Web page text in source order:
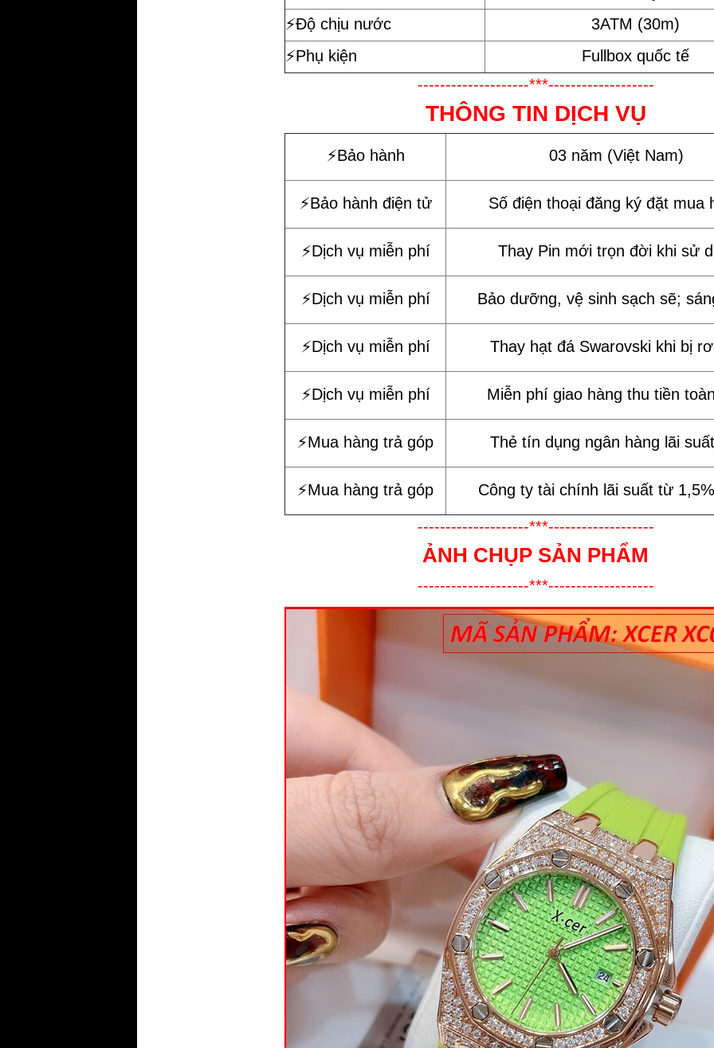
⚡️Độ chịu nước
3ATM (30m)
⚡️Phụ kiện
Fullbox quốc tế
--------------------***-------------------
THÔNG TIN DỊCH VỤ
⚡️Bảo hành 03 năm (Việt Nam)
⚡️Bảo hành điện tử Số điện thoại đăng ký đặt mua
⚡️Dịch vụ miễn phí Thay Pin mới trọn đời khi sử
⚡️Dịch vụ miễn phí Bảo dưỡng, vệ sinh sạch sẽ;
⚡️Dịch vụ miễn phí Thay hạt đá Swarovski khi bị
⚡️Dịch vụ miễn phí Miễn phí giao hàng thu tiền
⚡️Mua hàng trả góp Thẻ tín dụng ngân hàng lãi
⚡️Mua hàng trả góp Công ty tài chính lãi suất từ
--------------------***-------------------
ẢNH CHỤP SẢN PHẨM
--------------------***-------------------